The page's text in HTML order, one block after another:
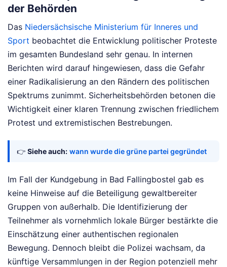
der Behörden
Das Niedersächsische Ministerium für Inneres und
Sport beobachtet die Entwicklung politischer Proteste
im gesamten Bundesland sehr genau. In internen
Berichten wird darauf hingewiesen, dass die Gefahr
einer Radikalisierung an den Rändern des politischen
Spektrums zunimmt. Sicherheitsbehörden betonen die
Wichtigkeit einer klaren Trennung zwischen friedlichem
Protest und extremistischen Bestrebungen.
👉 Siehe auch: wann wurde die grüne partei gegründet
Im Fall der Kundgebung in Bad Fallingbostel gab es
keine Hinweise auf die Beteiligung gewaltbereiter
Gruppen von außerhalb. Die Identifizierung der
Teilnehmer als vornehmlich lokale Bürger bestärkte die
Einschätzung einer authentischen regionalen
Bewegung. Dennoch bleibt die Polizei wachsam, da
künftige Versammlungen in der Region potenziell mehr